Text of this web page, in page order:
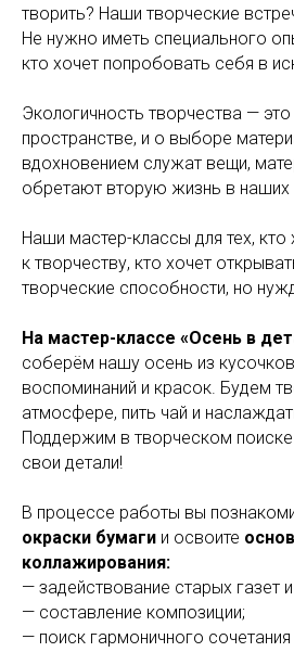
творить? Наши творческие
Не нужно иметь специального
кто хочет попробовать себя в
Экологичность творчества —
пространстве, и о выборе
вдохновением служат вещи,
обретают вторую жизнь в наших
Наши мастер-классы для тех, кто
к творчеству, кто хочет
творческие способности, но
На мастер-классе «Осень в
соберём нашу осень из
воспоминаний и красок. Будем
атмосфере, пить чай и
Поддержим в творческом
свои детали!
В процессе работы вы
окраски бумаги и освоите
коллажирования:
— задействование старых газет
— составление композиции;
— поиск гармоничного